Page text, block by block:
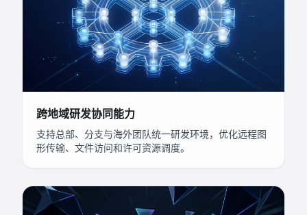
跨地域研发协同能力
支持总部、分支与海外团队统一研发环境，优化远程图
形传输、文件访问和许可资源调度。